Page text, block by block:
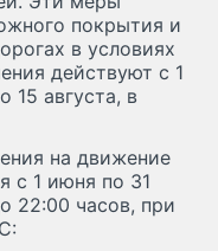
покрытия и
в условиях
действуют с 1
15 августа, в
на движение
с 1 июня по 31
22:00 часов, при